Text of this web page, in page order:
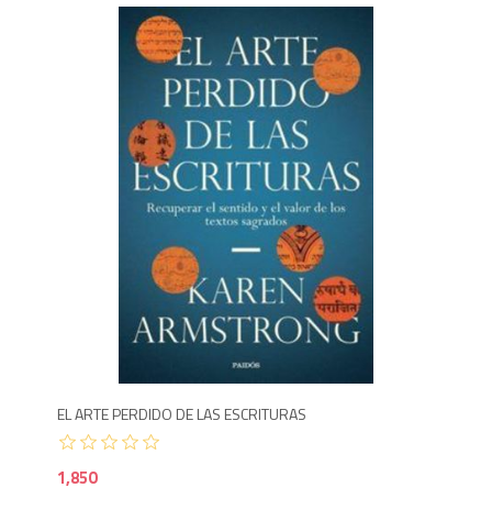
EL ARTE PERDIDO DE LAS ESCRITURAS
1,850
Agotado